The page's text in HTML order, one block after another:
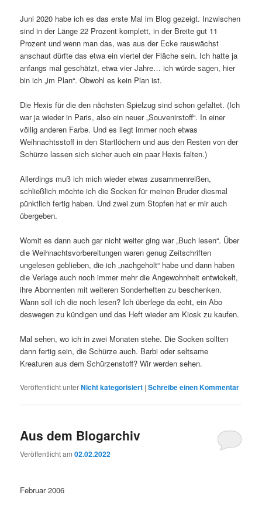
Juni 2020 habe ich es das erste Mal im Blog gezeigt. Inzwischen
sind in der Länge 22 Prozent komplett, in der Breite gut 11
Prozent und wenn man das, was aus der Ecke rauswächst
anschaut dürfte das etwa ein viertel der Fläche sein. Ich hatte ja
anfangs mal geschätzt, etwa vier Jahre… ich würde sagen, hier
bin ich „im Plan“. Obwohl es kein Plan ist.
Die Hexis für die den nächsten Spielzug sind schon gefaltet. (Ich
war ja wieder in Paris, also ein neuer „Souvenirstoff“. In einer
völlig anderen Farbe. Und es liegt immer noch etwas
Weihnachtsstoff in den Startlöchern und aus den Resten von der
Schürze lassen sich sicher auch ein paar Hexis falten.)
Allerdings muß ich mich wieder etwas zusammenreißen,
schließlich möchte ich die Socken für meinen Bruder diesmal
pünktlich fertig haben. Und zwei zum Stopfen hat er mir auch
übergeben.
Womit es dann auch gar nicht weiter ging war „Buch lesen“. Über
die Weihnachtsvorbereitungen waren genug Zeitschriften
ungelesen geblieben, die ich „nachgeholt“ habe und dann haben
die Verlage auch noch immer mehr die Angewohnheit entwickelt,
ihre Abonnenten mit weiteren Sonderheften zu beschenken.
Wann soll ich die noch lesen? Ich überlege da echt, ein Abo
deswegen zu kündigen und das Heft wieder am Kiosk zu kaufen.
Mal sehen, wo ich in zwei Monaten stehe. Die Socken sollten
dann fertig sein, die Schürze auch. Barbi oder seltsame
Kreaturen aus dem Schürzenstoff? Wir werden sehen.
Veröffentlicht unterNicht kategorisiert |Schreibe einen Kommentar
Aus dem Blogarchiv
Veröffentlicht am02.02.2022
Februar 2006